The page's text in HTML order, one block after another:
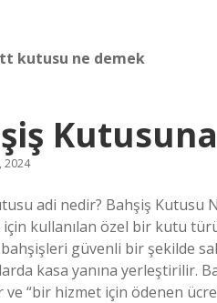
kutusu ne demek
2024
adi nedir? Bahşiş Kutusu
kullanılan özel bir kutu
güvenli bir şekilde
kasa yanına yerleştirilir.
ve “bir hizmet için ödenen